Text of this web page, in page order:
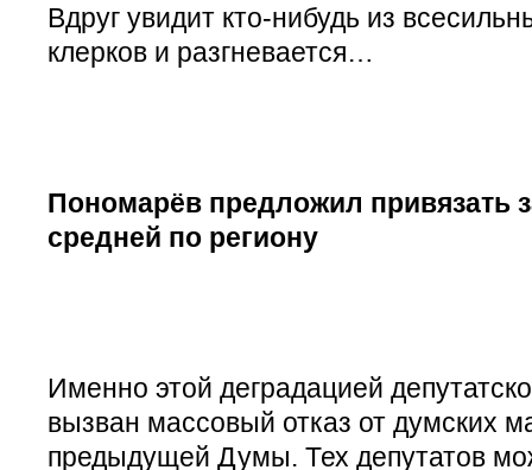
Вдруг увидит кто-нибудь из
клерков и разгневается…
Пономарёв предложил привязать
средней по региону
Именно этой деградацией
вызван массовый отказ от думских
предыдущей Думы. Тех депутатов